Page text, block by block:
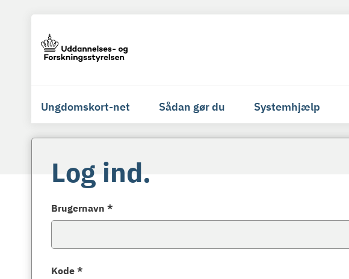
Ungdomskort-net Sådan gør du Systemhjælp
Log ind.
Brugernavn *
Kode *